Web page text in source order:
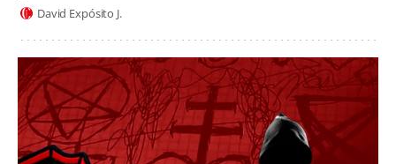
David Expósito J.